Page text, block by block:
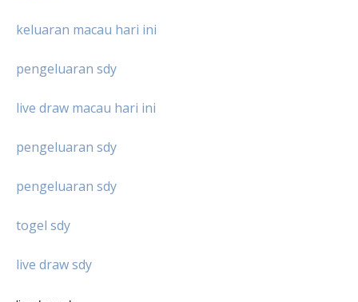
keluaran macau hari ini
pengeluaran sdy
live draw macau hari ini
pengeluaran sdy
pengeluaran sdy
togel sdy
live draw sdy